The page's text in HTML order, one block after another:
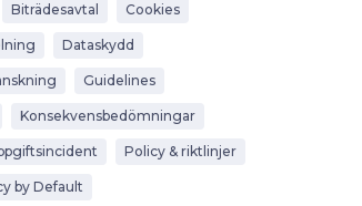
Biträdesavtal Cookies
Dataskydd
Guidelines
Konsekvensbedömningar
Policy & riktlinjer
by Default